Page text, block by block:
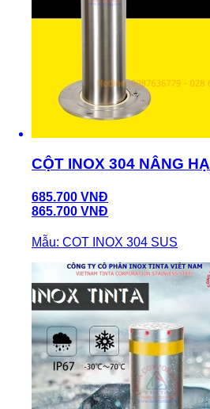
CỘT INOX 304 NÂNG HẠ
685.700 VNĐ
865.700 VNĐ
Mẫu: COT INOX 304 SUS